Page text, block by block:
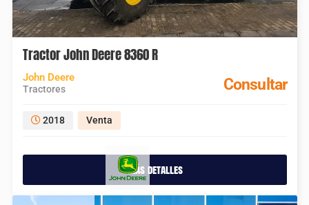
Tractor John Deere 8360 R
John Deere
Tractores Consultar
2018 Venta
más detalles